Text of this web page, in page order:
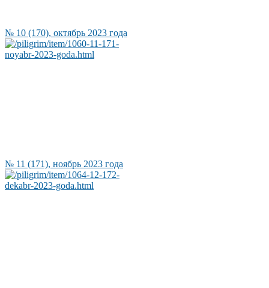
№ 10 (170), октябрь 2023 года
№ 11 (171), ноябрь 2023 года